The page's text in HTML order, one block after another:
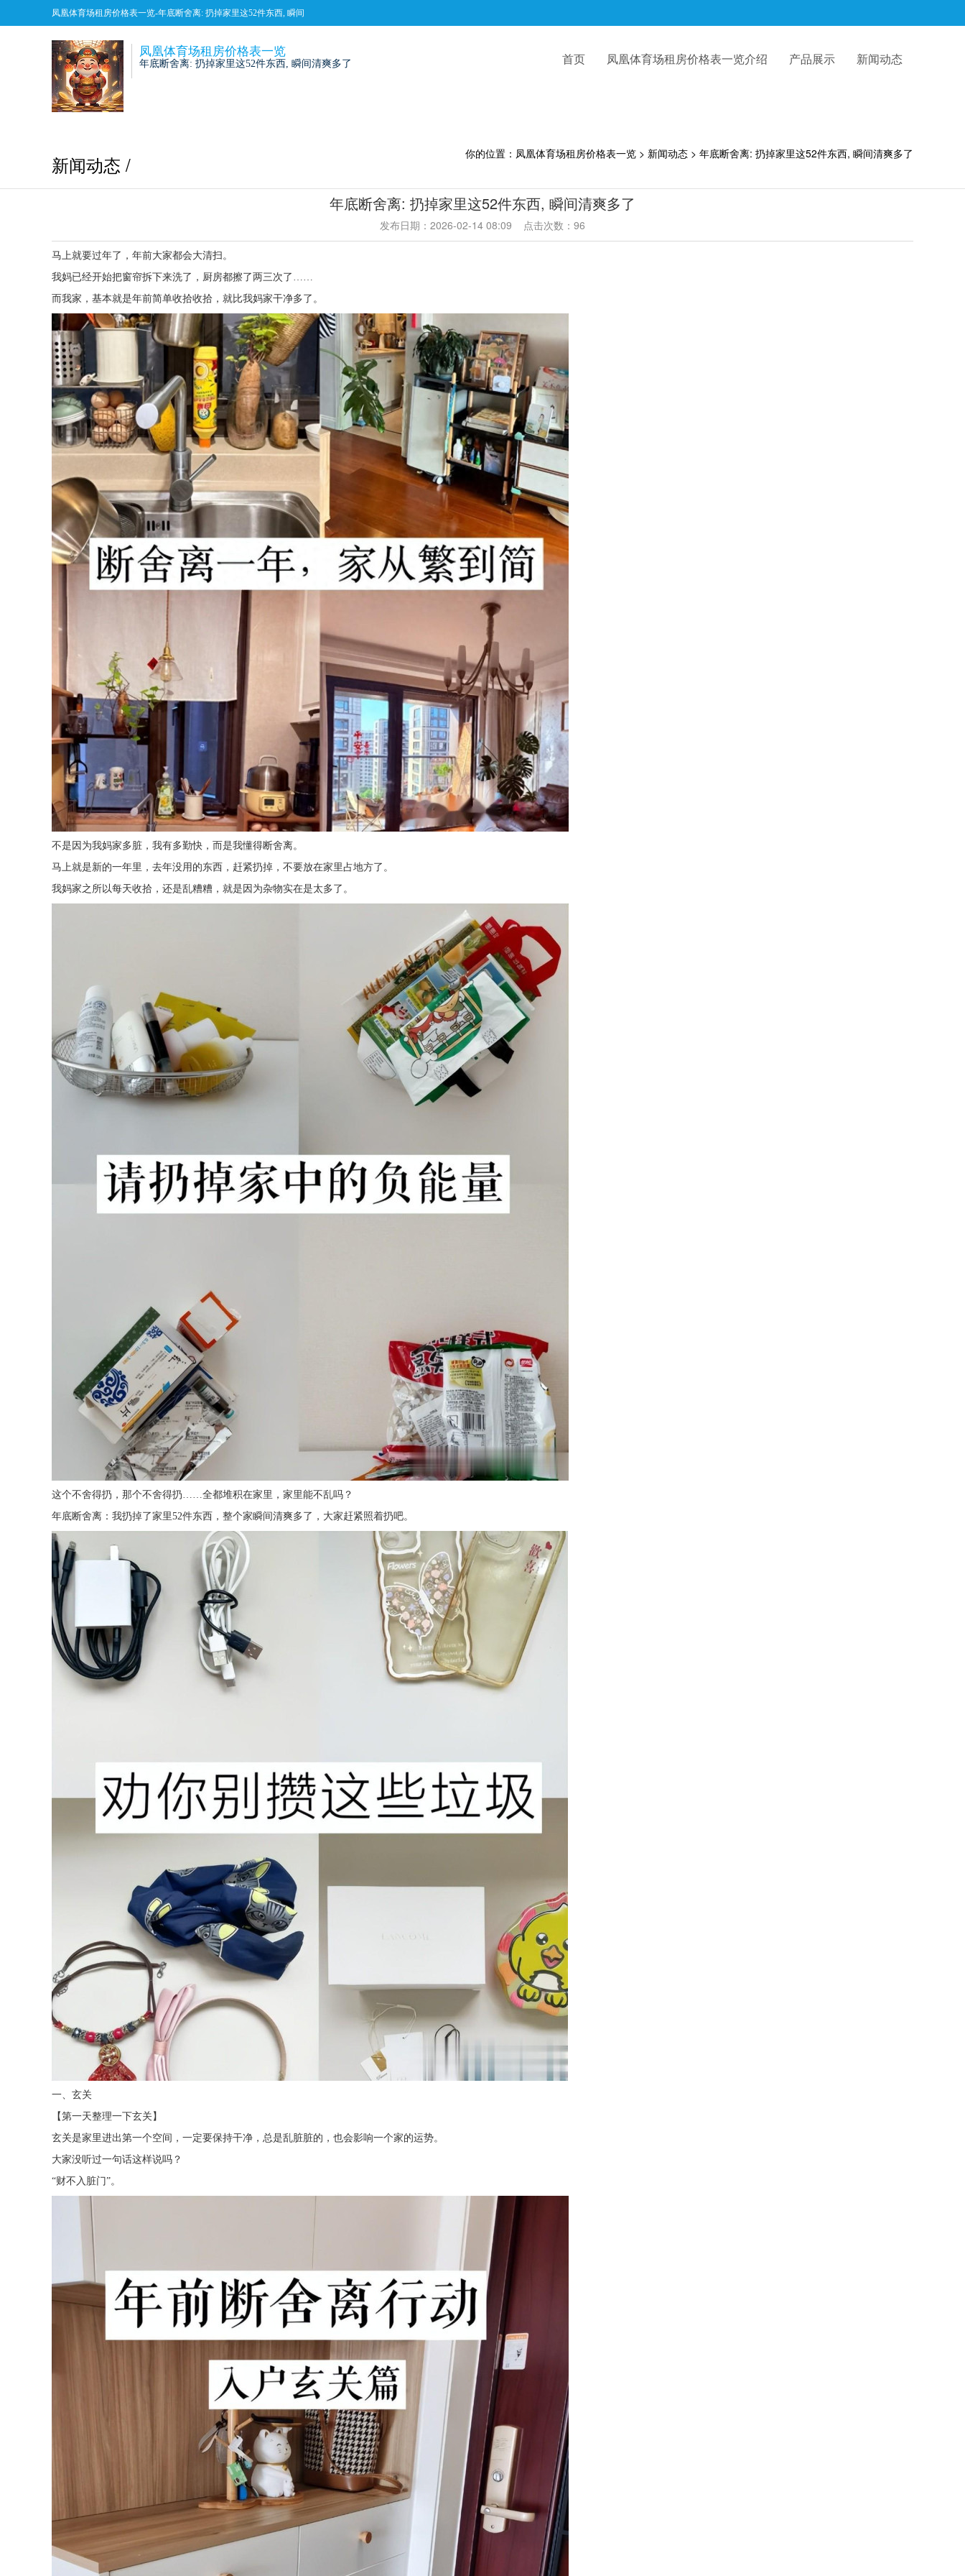
凤凰体育场租房价格表一览-年底断舍离: 扔掉家里这52件东西, 瞬间
清爽多了
凤凰体育场租房价格表一览
年底断舍离: 扔掉家里这52件东西, 瞬间清爽多了 首页 凤凰体育场租房价格表一览介绍 产品展示 新闻动态
新闻动态 / 你的位置： 凤凰体育场租房价格表一览 > 新闻动态 > 年底断舍离: 扔掉家里这52件东西, 瞬间清爽多了
年底断舍离: 扔掉家里这52件东西, 瞬间清爽多了
发布日期：2026-02-14 08:09 点击次数：96
马上就要过年了，年前大家都会大清扫。
我妈已经开始把窗帘拆下来洗了，厨房都擦了两三次了……
而我家，基本就是年前简单收拾收拾，就比我妈家干净多了。
不是因为我妈家多脏，我有多勤快，而是我懂得断舍离。
马上就是新的一年里，去年没用的东西，赶紧扔掉，不要放在家里占地方了。
我妈家之所以每天收拾，还是乱糟糟，就是因为杂物实在是太多了。
这个不舍得扔，那个不舍得扔……全都堆积在家里，家里能不乱吗？
年底断舍离：我扔掉了家里52件东西，整个家瞬间清爽多了，大家赶紧照着扔吧。
一、玄关
【第一天整理一下玄关】
玄关是家里进出第一个空间，一定要保持干净，总是乱脏脏的，也会影响一个家的运势。
大家没听过一句话这样说吗？
“财不入脏门”。